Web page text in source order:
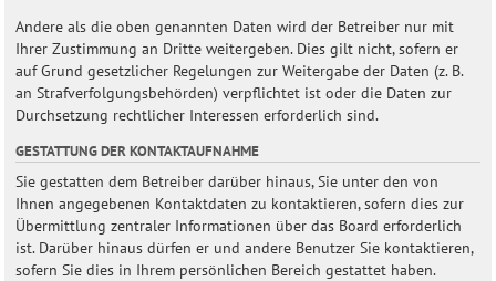
Andere als die oben genannten Daten wird der Betreiber nur mit
Ihrer Zustimmung an Dritte weitergeben. Dies gilt nicht, sofern er
auf Grund gesetzlicher Regelungen zur Weitergabe der Daten (z. B.
an Strafverfolgungsbehörden) verpflichtet ist oder die Daten zur
Durchsetzung rechtlicher Interessen erforderlich sind.
GESTATTUNG DER KONTAKTAUFNAHME
Sie gestatten dem Betreiber darüber hinaus, Sie unter den von
Ihnen angegebenen Kontaktdaten zu kontaktieren, sofern dies zur
Übermittlung zentraler Informationen über das Board erforderlich
ist. Darüber hinaus dürfen er und andere Benutzer Sie kontaktieren,
sofern Sie dies in Ihrem persönlichen Bereich gestattet haben.